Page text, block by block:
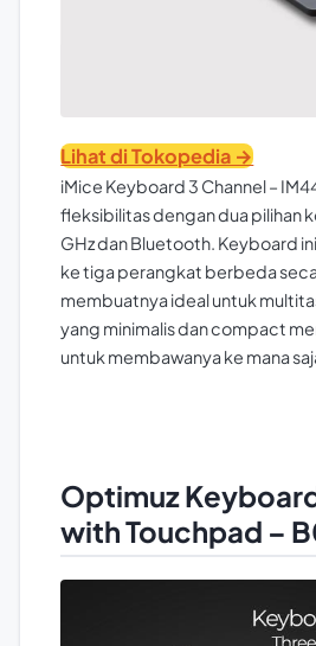
Lihat di Tokopedia →
iMice Keyboard 3 Channel –
fleksibilitas dengan dua pilihan
GHz dan Bluetooth. Keyboard
ke tiga perangkat berbeda
membuatnya ideal untuk
yang minimalis dan compact
untuk membawanya ke mana
Optimuz
with Touchpad –